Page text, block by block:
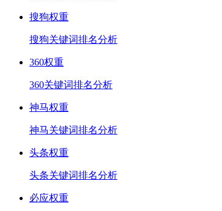
搜狗权重
搜狗关键词排名分析
360权重
360关键词排名分析
神马权重
神马关键词排名分析
头条权重
头条关键词排名分析
必应权重